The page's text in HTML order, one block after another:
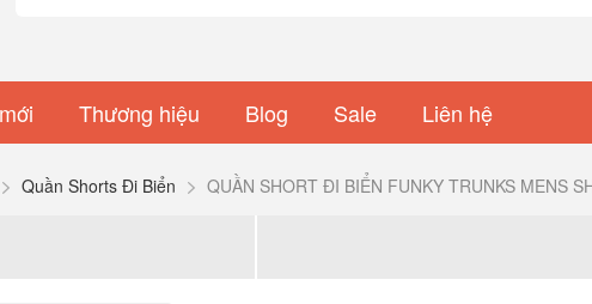
Thương hiệu Blog Sale Liên hệ
Quần Shorts Đi Biển QUẦN SHORT ĐI BIỂN FUNKY TRUNKS MENS